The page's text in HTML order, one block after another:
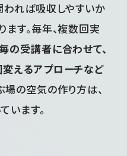
われば吸収しやすいか
す。毎年、複数回実
の受講者に合わせて、
えるアプローチなど
場の空気の作り方は、
います。